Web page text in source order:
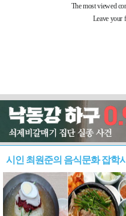
시인 최원준의 음식문화 잡학